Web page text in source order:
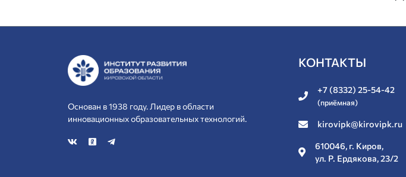
Основан в 1938 году. Лидер в области
инновационных образовательных технологий.
КОНТАКТЫ
+7 (8332) 25-54-42
(приёмная)
kirovipk@kirovipk.ru
610046, г. Киров,
ул. Р. Ердякова, 23/2